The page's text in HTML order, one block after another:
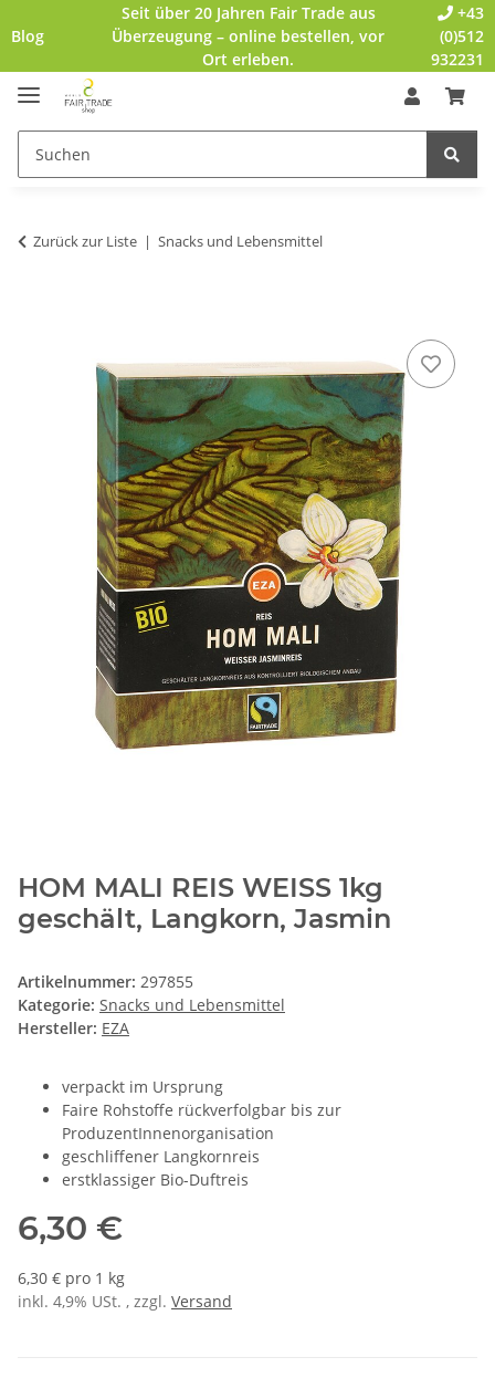
Blog
Seit über 20 Jahren Fair Trade aus
Überzeugung – online bestellen, vor
Ort erleben.
+43
(0)512
932231
Zurück zur Liste Snacks und Lebensmittel
HOM MALI REIS WEISS 1kg
geschält, Langkorn, Jasmin
Artikelnummer: 297855
Kategorie: Snacks und Lebensmittel
Hersteller: EZA
verpackt im Ursprung
Faire Rohstoffe rückverfolgbar bis zur
ProduzentInnenorganisation
geschliffener Langkornreis
erstklassiger Bio-Duftreis
6,30 €
6,30 € pro 1 kg
inkl. 4,9% USt. , zzgl. Versand